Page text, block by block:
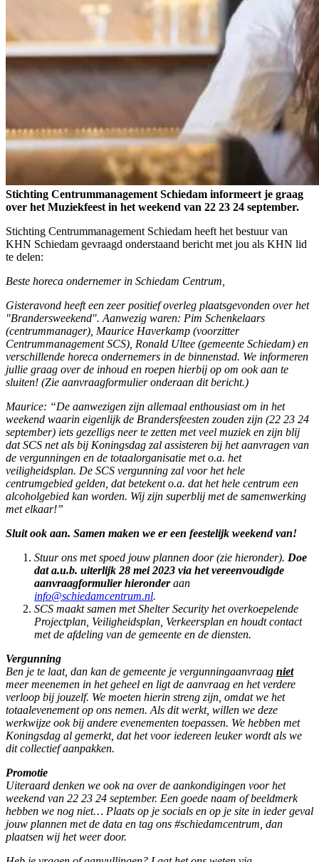
Stichting Centrummanagement Schiedam informeert je graag
over het Muziekfeest in het weekend van 22 23 24 september.
Stichting Centrummanagement Schiedam heeft het bestuur van
KHN Schiedam gevraagd onderstaand bericht met jou als KHN lid
te delen:
Beste horeca ondernemer in Schiedam Centrum,
Gisteravond heeft een zeer positief overleg plaatsgevonden over het
"Brandersweekend". Aanwezig waren: Pim Schenkelaars
(centrummanager), Maurice Haverkamp (voorzitter
Centrummanagement SCS), Ronald Ultee (gemeente Schiedam) en
verschillende horeca ondernemers in de binnenstad. We informeren
jullie graag over de inhoud en roepen hierbij op om ook aan te
sluiten! (Zie aanvraagformulier onderaan dit bericht.)
Maurice: “De aanwezigen zijn allemaal enthousiast om in het
weekend waarin eigenlijk de Brandersfeesten zouden zijn (22 23 24
september) iets gezelligs neer te zetten met veel muziek en zijn blij
dat SCS net als bij Koningsdag zal assisteren bij het aanvragen van
de vergunningen en de totaalorganisatie met o.a. het
veiligheidsplan. De SCS vergunning zal voor het hele
centrumgebied gelden, dat betekent o.a. dat het hele centrum een
alcoholgebied kan worden. Wij zijn superblij met de samenwerking
met elkaar!”
Sluit ook aan. Samen maken we er een feestelijk weekend van!
Stuur ons met spoed jouw plannen door (zie hieronder). Doe
dat a.u.b. uiterlijk 28 mei 2023 via het vereenvoudigde
aanvraagformulier hieronderaan
info@schiedamcentrum.nl.
SCS maakt samen met Shelter Security het overkoepelende
Projectplan, Veiligheidsplan, Verkeersplan en houdt contact
met de afdeling van de gemeente en de diensten.
Vergunning
Ben je te laat, dan kan de gemeente je vergunningaanvraag niet
meer meenemen in het geheel en ligt de aanvraag en het verdere
verloop bij jouzelf. We moeten hierin streng zijn, omdat we het
totaalevenement op ons nemen. Als dit werkt, willen we deze
werkwijze ook bij andere evenementen toepassen. We hebben met
Koningsdag al gemerkt, dat het voor iedereen leuker wordt als we
dit collectief aanpakken.
Promotie
Uiteraard denken we ook na over de aankondigingen voor het
weekend van 22 23 24 september. Een goede naam of beeldmerk
hebben we nog niet… Plaats op je socials en op je site in ieder geval
jouw plannen met de data en tag ons #schiedamcentrum, dan
plaatsen wij het weer door.